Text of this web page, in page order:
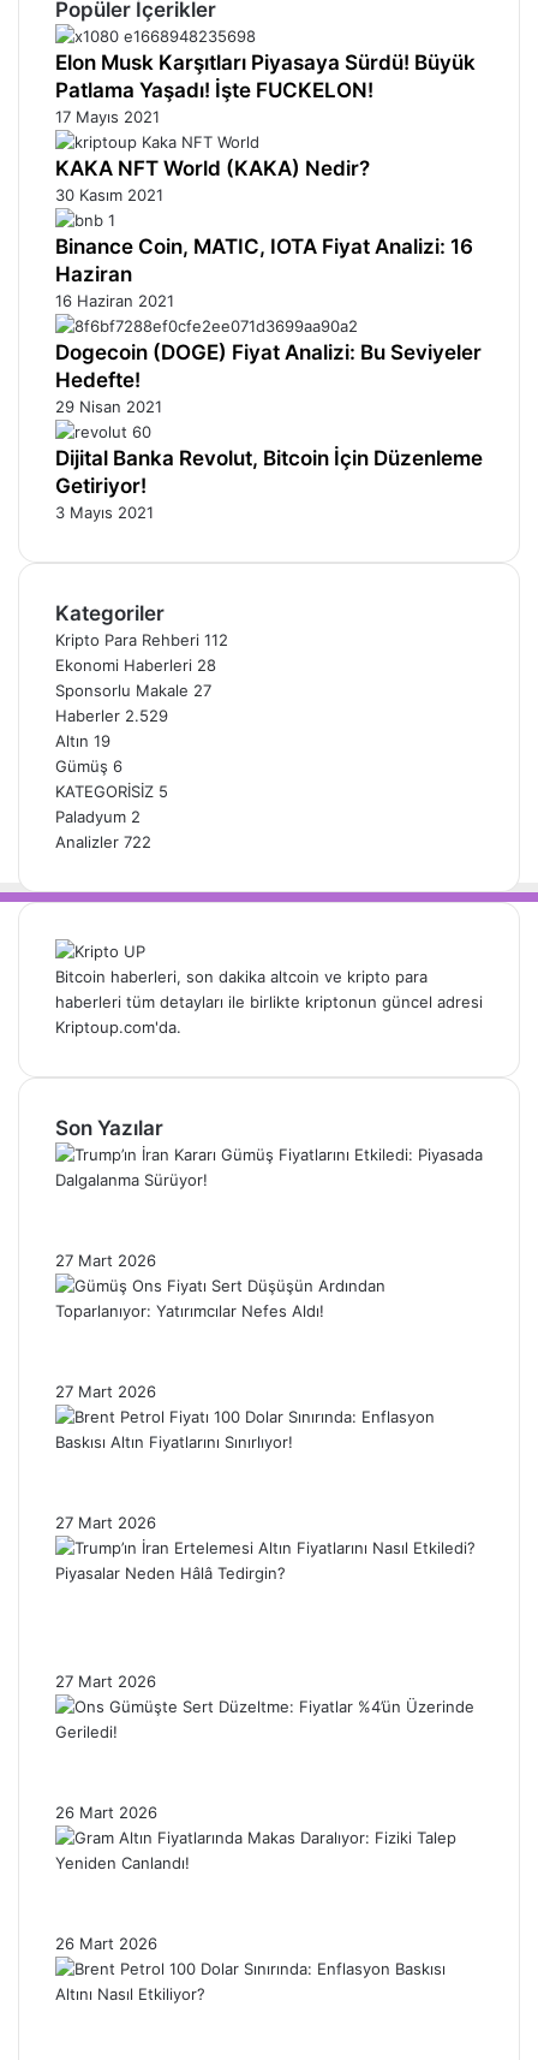
Popüler İçerikler
Elon Musk Karşıtları Piyasaya Sürdü! Büyük
Patlama Yaşadı! İşte FUCKELON!
17 Mayıs 2021
KAKA NFT World (KAKA) Nedir?
30 Kasım 2021
Binance Coin, MATIC, IOTA Fiyat Analizi: 16
Haziran
16 Haziran 2021
Dogecoin (DOGE) Fiyat Analizi: Bu Seviyeler
Hedefte!
29 Nisan 2021
Dijital Banka Revolut, Bitcoin İçin Düzenleme
Getiriyor!
3 Mayıs 2021
Kategoriler
Kripto Para Rehberi 112
Ekonomi Haberleri 28
Sponsorlu Makale 27
Haberler 2.529
Altın 19
Gümüş 6
KATEGORİSİZ 5
Paladyum 2
Analizler 722
Bitcoin haberleri, son dakika altcoin ve kripto para
haberleri tüm detayları ile birlikte kriptonun güncel adresi
Kriptoup.com'da.
Son Yazılar
27 Mart 2026
27 Mart 2026
27 Mart 2026
27 Mart 2026
26 Mart 2026
26 Mart 2026